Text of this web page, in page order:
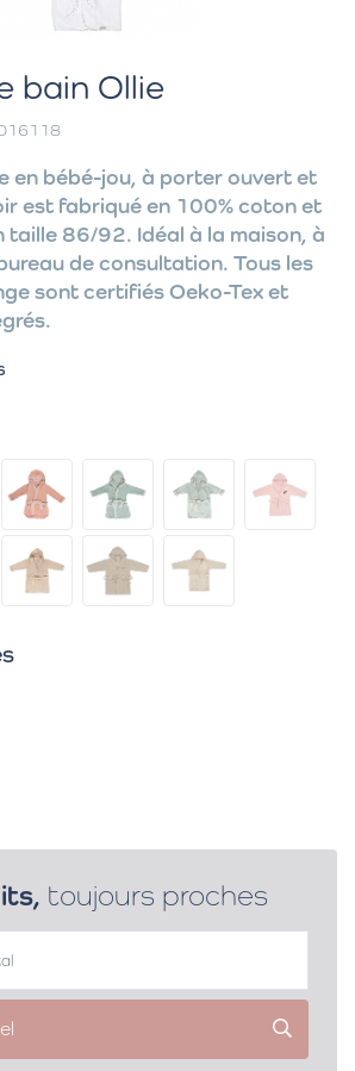
bain Ollie
en bébé-jou, à porter ouvert et
est fabriqué en 100% coton et
taille 86/92. Idéal à la maison, à
de consultation. Tous les
sont certifiés Oeko-Tex et
toujours proches